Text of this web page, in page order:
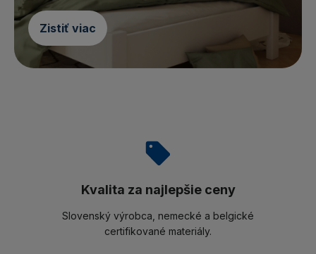
Zistiť viac
Kvalita za najlepšie ceny
Slovenský výrobca, nemecké a belgické
certifikované materiály.